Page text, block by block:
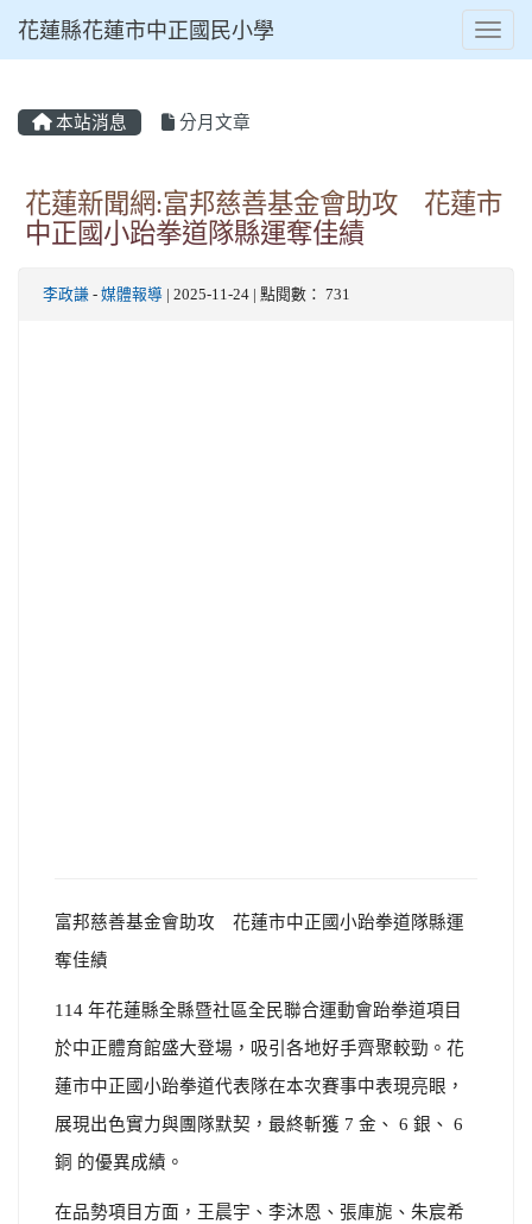
花蓮縣花蓮市中正國民小學
本站消息 分月文章
花蓮新聞網:富邦慈善基金會助攻 花蓮市
中正國小跆拳道隊縣運奪佳績
李政謙 - 媒體報導 | 2025-11-24 | 點閱數： 731
富邦慈善基金會助攻 花蓮市中正國小跆拳道隊縣運
奪佳績
114 年花蓮縣全縣暨社區全民聯合運動會跆拳道項目
於中正體育館盛大登場，吸引各地好手齊聚較勁。花
蓮市中正國小跆拳道代表隊在本次賽事中表現亮眼，
展現出色實力與團隊默契，最終斬獲 7 金、 6 銀、 6
銅 的優異成績。
在品勢項目方面，王晨宇、李沐恩、張庫旎、朱宸希